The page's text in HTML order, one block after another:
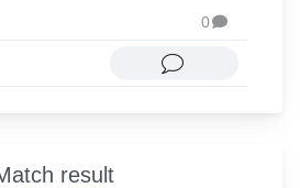
0
result